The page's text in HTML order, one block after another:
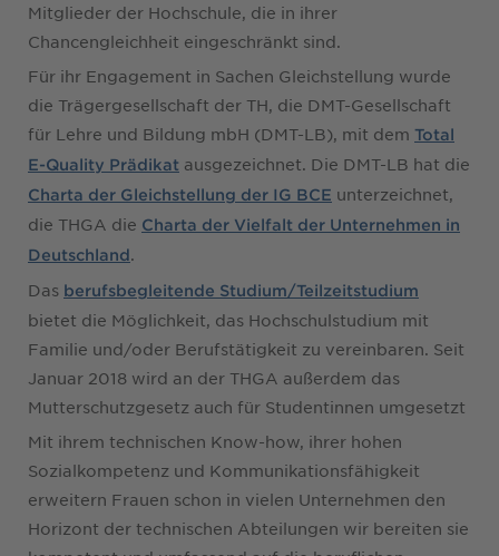
Mitglieder der Hochschule, die in ihrer
Chancengleichheit eingeschränkt sind.
Für ihr Engagement in Sachen Gleichstellung wurde
die Trägergesellschaft der TH, die DMT-Gesellschaft
für Lehre und Bildung mbH (DMT-LB), mit dem Total
E-Quality Prädikat ausgezeichnet. Die DMT-LB hat die
Charta der Gleichstellung der IG BCE unterzeichnet,
die THGA die Charta der Vielfalt der Unternehmen in
Deutschland.
Das berufsbegleitende Studium/Teilzeitstudium
bietet die Möglichkeit, das Hochschulstudium mit
Familie und/oder Berufstätigkeit zu vereinbaren. Seit
Januar 2018 wird an der THGA außerdem das
Mutterschutzgesetz auch für Studentinnen umgesetzt
Mit ihrem technischen Know-how, ihrer hohen
Sozialkompetenz und Kommunikationsfähigkeit
erweitern Frauen schon in vielen Unternehmen den
Horizont der technischen Abteilungen wir bereiten sie